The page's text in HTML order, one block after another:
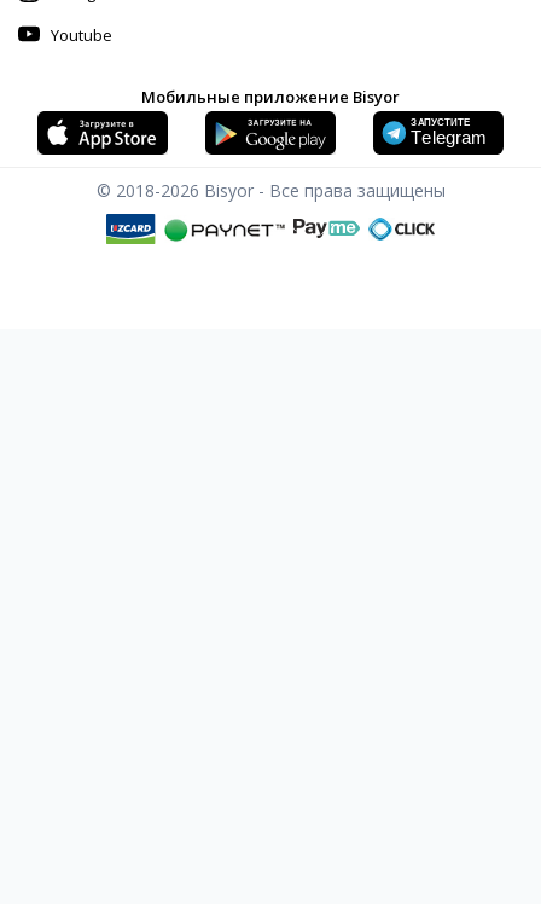
Youtube
Мобильные приложение Bisyor
© 2018-2026 Bisyor - Все права защищены